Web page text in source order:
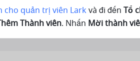
cho quản trị viên Larkvà đi đến Tổ
Thành viên. Nhấn Mời thành